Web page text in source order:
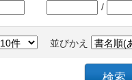
/
並びかえ